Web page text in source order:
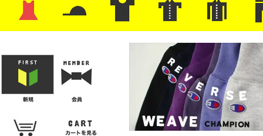
・レザーシューズ/スニーカー
・プリントTシャツ
・バンド/ツアー
・キャラクター
・Nike/adidas/スポーツ
・チャンピオン
・サーフ/スケート
・ボーダー/総柄/無地
・フットボール/リンガー
・タンクトップ/NBA・ポロシャツ
・半袖シャツ
・アロハ/サーフ/ボーリング
・ラルフ/ブランド
・無地/チェック/ストラ
・ワーク/ミリタリー/ウ
・ネル/ウール ・ショ
・アウ
・ジー
・
・ミリ
・コー
・コッ
・オー
・ジャ
ン